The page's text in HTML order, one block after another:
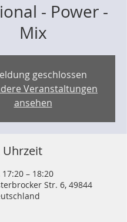
- Power -
Mix
geschlossen
Veranstaltungen
ansehen
– 18:20
Str. 6, 49844